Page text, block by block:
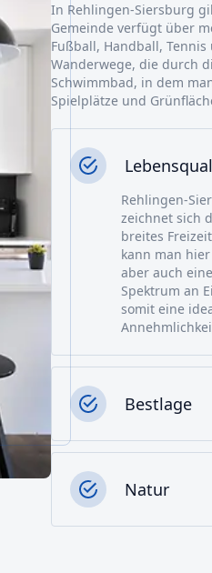
In Rehlingen-Siersburg
Gemeinde verfügt über
Fußball, Handball,
Wanderwege, die durch
Schwimmbad, in dem
Spielplätze und
Rehlingen-
zeichnet sich
breites
kann man
aber auch
Spektrum an
somit eine
Bestlage
Natur